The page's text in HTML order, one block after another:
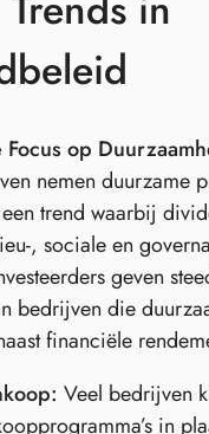
op
nemen duurzame
trend waarbij
, sociale en
geven
bedrijven die
financiële
Veel bedrijven
in